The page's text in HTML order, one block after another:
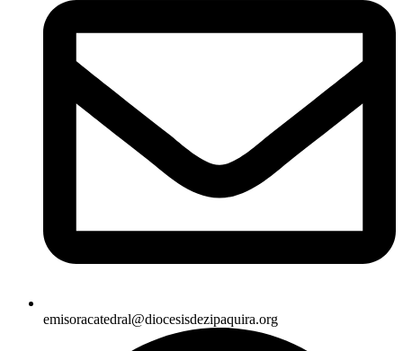
emisoracatedral@diocesisdezipaquira.org